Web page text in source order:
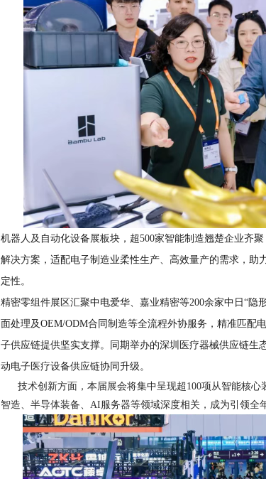
机器人及自动化设备展板块，超500家智能制造翘楚企业齐
解决方案，适配电子制造业柔性生产、高效量产的需求，助
定性。
精密零组件展区汇聚中电爱华、嘉业精密等200余家中日“隐
面处理及OEM/ODM合同制造等全流程外协服务，精准匹配
子供应链提供坚实支撑。同期举办的深圳医疗器械供应链生
动电子医疗设备供应链协同升级。
技术创新方面，本届展会将集中呈现超100项从智能核
智造、半导体装备、AI服务器等领域深度相关，成为引领全